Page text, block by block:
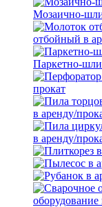
Мозаично-
отбойный в
Паркетно-
прокат
в аренду/
в аренду/
оборудование